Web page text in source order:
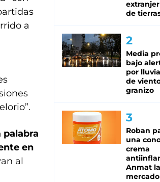
a
palabra
en
al
de
Media
bajo
por
de
granizo
Roban
una
crema
Anmat
mercado